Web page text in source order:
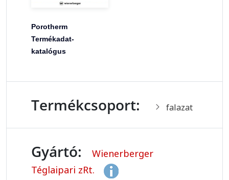
Porotherm
Termékadat-
katalógus
Termékcsoport: falazat
Gyártó:
Wienerberger
Téglaipari zRt.